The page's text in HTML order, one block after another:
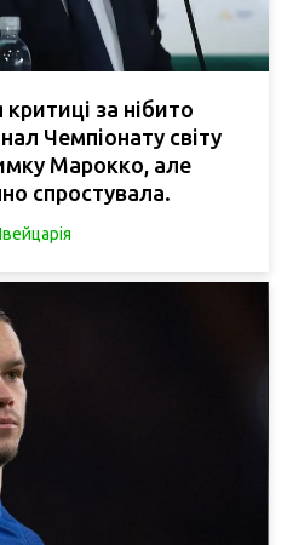
за нібито
Чемпіонату світу
Марокко, але
спростувала.